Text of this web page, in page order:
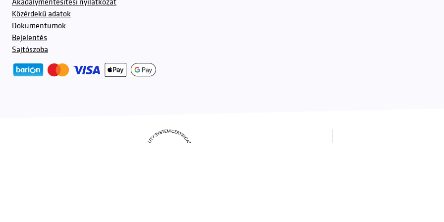
Akadálymentesítési nyilatkozat
Közérdekű adatok
Dokumentumok
Bejelentés
Sajtószoba